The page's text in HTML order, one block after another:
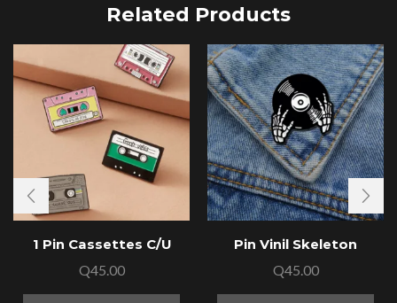
Related Products
1 Pin Cassettes C/U
Q45.00
Pin Vinil Skeleton
Q45.00